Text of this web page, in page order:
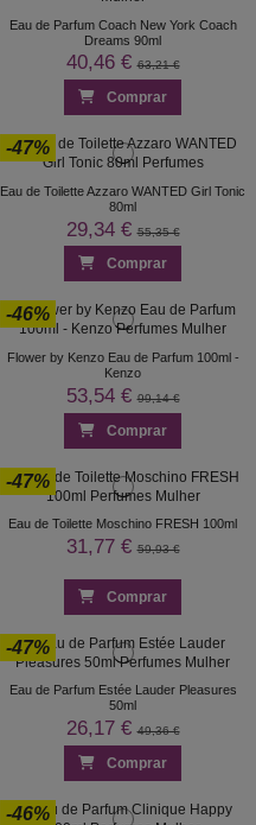
Eau de Parfum Coach New York Coach
Dreams 90ml
40,46 €63,21 €
Comprar
-47%
Eau de Toilette Azzaro WANTED Girl Tonic
80ml
29,34 €55,35 €
Comprar
-46%
Flower by Kenzo Eau de Parfum 100ml -
Kenzo
53,54 €99,14 €
Comprar
-47%
Eau de Toilette Moschino FRESH 100ml
31,77 €59,93 €
Comprar
-47%
Eau de Parfum Estée Lauder Pleasures
50ml
26,17 €49,36 €
Comprar
-46%